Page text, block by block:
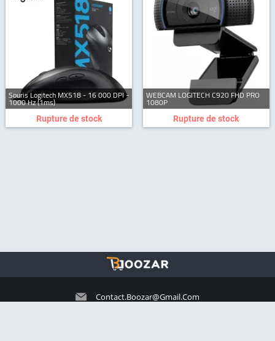
Souris Logitech MX518 - 16 000 DPI -
1000 Hz (1ms)
Rupture de stock
WEBCAM LOGITECH C920 FHD PRO
1080P
Rupture de stock
Contact.boozar@gmail.com